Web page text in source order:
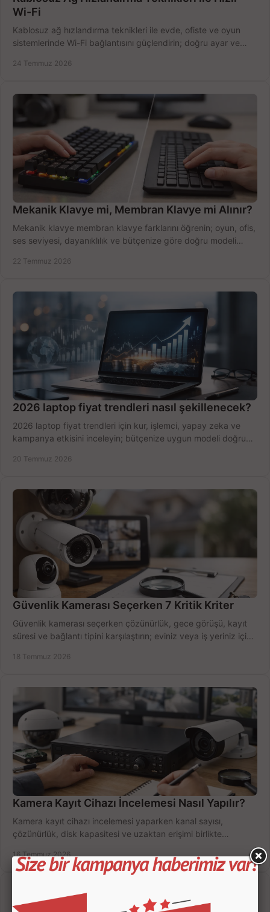
Wi-Fi
Kablosuz ağ hızlandırma teknikleri ile evde, ofiste ve oyun
sistemlerinde Wi-Fi bağlantısını güçlendirin; doğru ayar ve
24 Temmuz 2026
Mekanik Klavye mi, Membran Klavye mi Alınır?
Mekanik klavye membran klavye farklarını öğrenin; oyun, ofis,
ses seviyesi, dayanıklılık ve bütçenize göre doğru modeli
22 Temmuz 2026
2026 laptop fiyat trendleri nasıl şekillenecek?
2026 laptop fiyat trendleri için kur, işlemci, yapay zeka ve
kampanya etkisini inceleyin; bütçenize uygun modeli doğru
20 Temmuz 2026
Güvenlik Kamerası Seçerken 7 Kritik Kriter
Güvenlik kamerası seçerken çözünürlük, gece görüşü, kayıt
süresi ve bağlantı tipini karşılaştırın; eviniz veya iş yeriniz için
18 Temmuz 2026
Kamera Kayıt Cihazı İncelemesi Nasıl Yapılır?
Kamera kayıt cihazı incelemesi yaparken kanal sayısı,
çözünürlük, disk kapasitesi ve uzaktan erişimi birlikte
16 Temmuz 2026